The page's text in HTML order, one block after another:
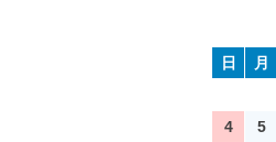
日 月
4
5